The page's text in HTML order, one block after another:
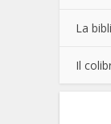
La
Il